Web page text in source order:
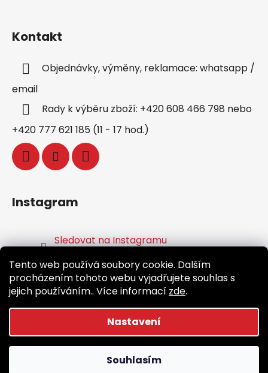
Tento web používá soubory cookie. Dalším
procházením tohoto webu vyjadřujete souhlas s
jejich používáním.. Více informací zde.
Nastavení
Souhlasím
Kontakt
Objednávky, výměny, reklamace: whatsapp /
email
Rady k výběru zboží: +420 608 466 798 nebo
+420 777 621 185 (11 - 17 hod.)
Instagram
Sledovat na Instagramu
Facebook
Vytvořil Shoptet
Běž.cz. Všechna práva vyhrazena.